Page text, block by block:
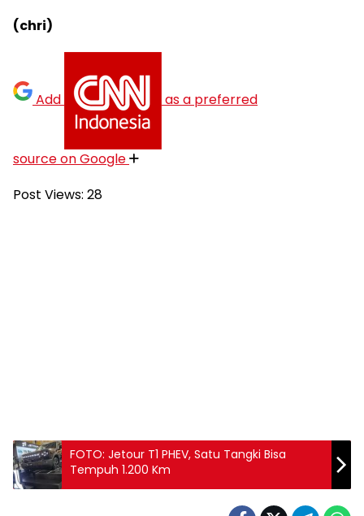
(chri)
Add as a preferred
source on Google
Post Views: 28
FOTO: Jetour T1 PHEV, Satu Tangki Bisa
Tempuh 1.200 Km